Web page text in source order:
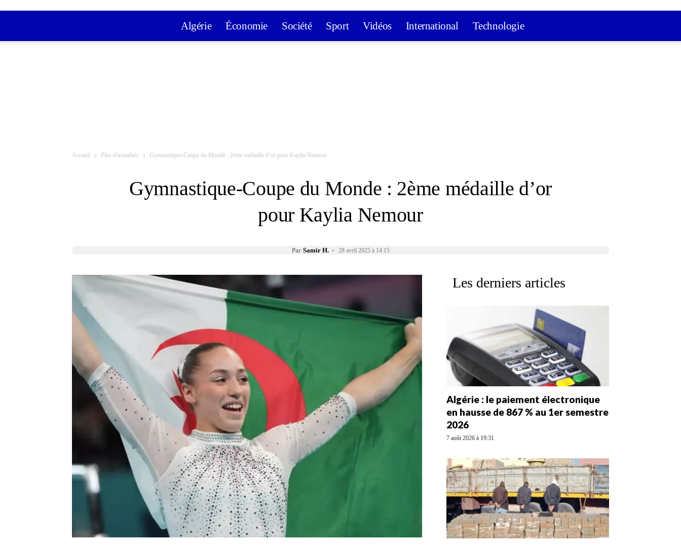
Algérie Économie Société Sport Vidéos International Technologie
Accueil Plus d'actualités Gymnastique-Coupe du Monde : 2ème médaille d’or pour Kaylia Nemour
Gymnastique-Coupe du Monde : 2ème médaille d’or
pour Kaylia Nemour
Par Samir H. - 28 avril 2025 à 14:15
Les derniers articles
Algérie : le paiement électronique
en hausse de 867 % au 1er semestre
2026
7 août 2026 à 19:31